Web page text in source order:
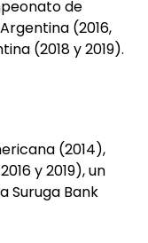
de
(2016,
(2018 y 2019).
(2014),
y 2019), un
Suruga Bank